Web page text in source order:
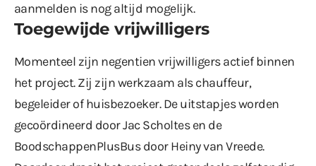
aanmelden is nog altijd mogelijk.
Toegewijde vrijwilligers
Momenteel zijn negentien vrijwilligers actief binnen
het project. Zij zijn werkzaam als chauffeur,
begeleider of huisbezoeker. De uitstapjes worden
gecoördineerd door Jac Scholtes en de
BoodschappenPlusBus door Heiny van Vreede.